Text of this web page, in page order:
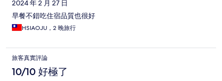
2024 年 2 月 27 日
早餐不錯吃住宿品質也很好
HSIAOJU，2 晚旅行
旅客真實評論
10/10 好極了